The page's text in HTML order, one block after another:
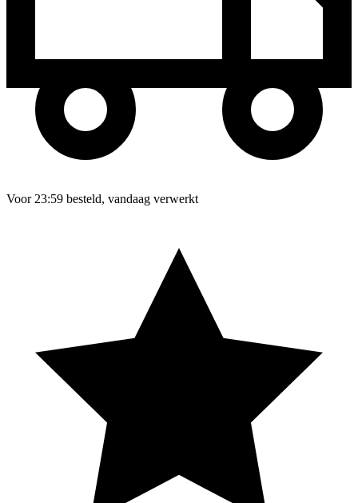
Voor 23:59 besteld, vandaag verwerkt